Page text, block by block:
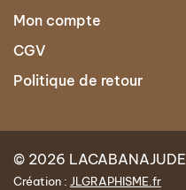
Mon compte
CGV
Politique de retour
© 2026 LACABANAJUDE
Création : JLGRAPHISME.fr